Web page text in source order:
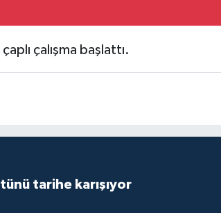
çalışma başlattı.
tarihe karışıyor